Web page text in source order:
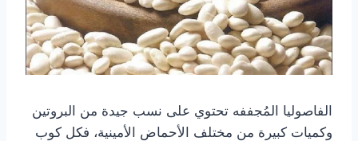
الفاصوليا المُجففه تحتوي على نسب جيدة من البروتين
وكميات كبيرة من مختلف الأحماض الأمينية، فكل كوب